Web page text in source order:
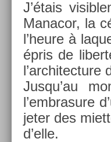
J’étais
Man­acor, la
l’heure à
épris de
l’architec­ture
Jusqu’au
l’embrasure
jeter des
d’elle.